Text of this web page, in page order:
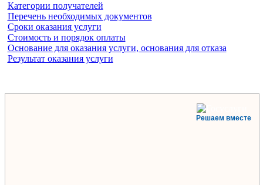
Категории получателей
Перечень необходимых документов
Сроки оказания услуги
Стоимость и порядок оплаты
Основание для оказания услуги, основания для отказа
Результат оказания услуги
Решаем вместе